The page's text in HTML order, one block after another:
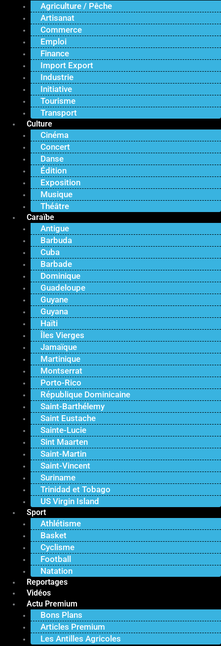
Agriculture / Pêche
Artisanat
Commerce
Emploi
Finance
Import Export
Industrie
Initiative
Tourisme
Transport
Culture
Cinéma
Concert
Danse
Édition
Exposition
Musique
Théâtre
Caraïbe
Antigue
Barbuda
Cuba
Barbade
Dominique
Guadeloupe
Guyane
Guyana
Haïti
Îles Vierges
Jamaïque
Martinique
Montserrat
Porto-Rico
République Dominicaine
Saint-Barthélemy
Saint Eustache
Sainte-Lucie
Sint Maarten
Saint-Martin
Saint-Vincent
Suriname
Trinidad et Tobago
US Virgin Island
Sport
Athlétisme
Basket
Cyclisme
Football
Natation
Reportages
Vidéos
Actu Premium
Bons Plans
Articles Premium
Les Antilles Agricoles